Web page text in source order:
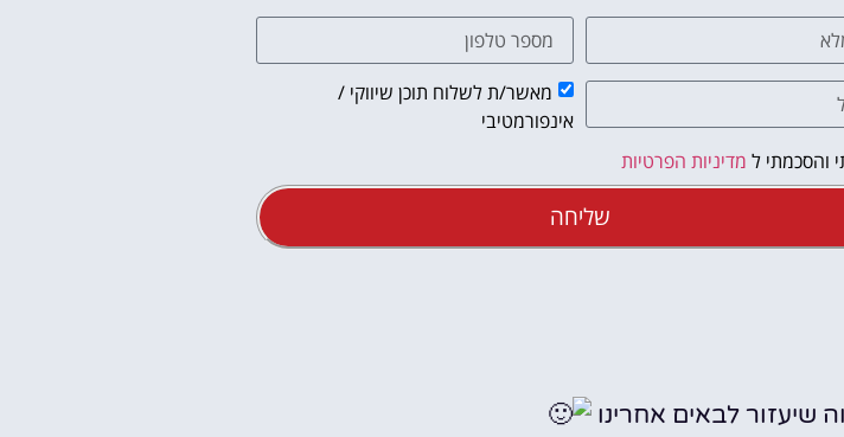
מאשר/ת לשלוח תוכן שיווקי /
אינפורמטיבי
והסכמתי ל מדיניות הפרטיות
שליחה
לבאים אחרינו